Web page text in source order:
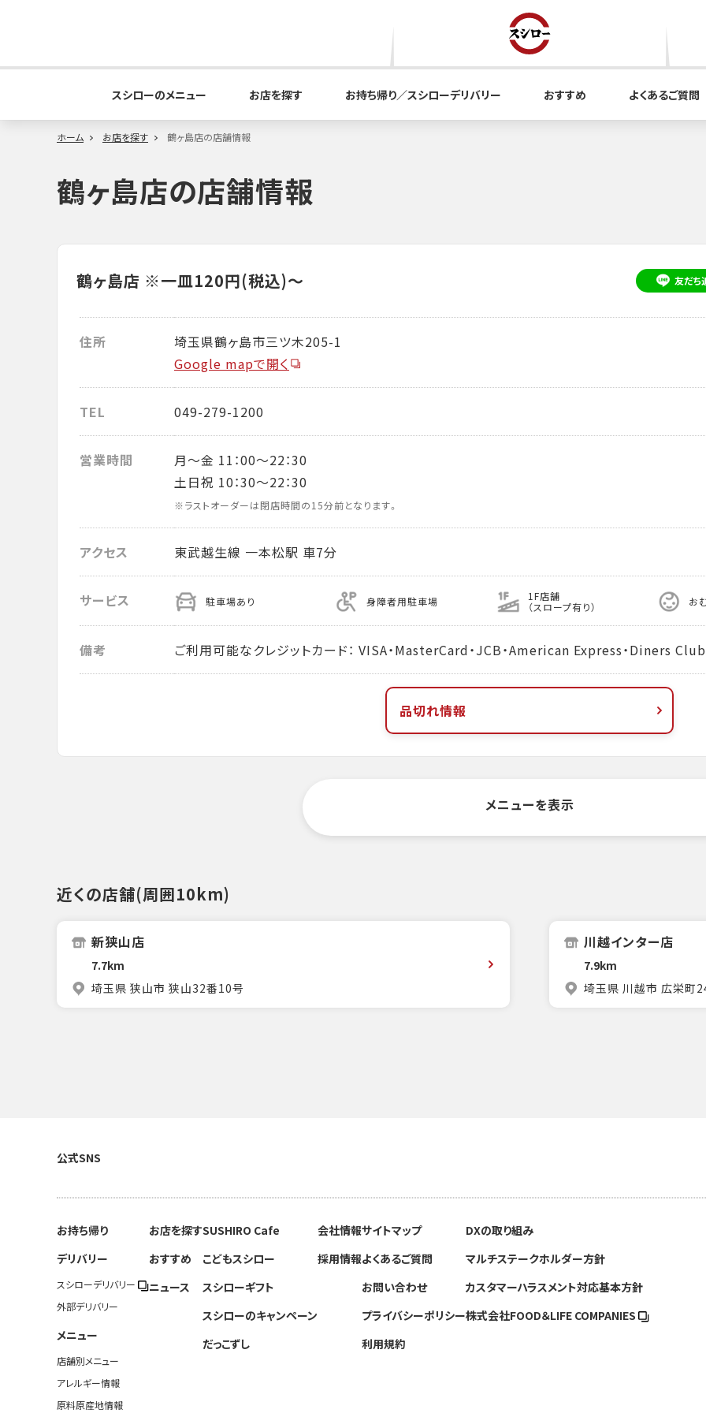
スシローのメニュー お店を探す お持ち帰り／スシローデリバリー おすすめ よくあるご質問
ホーム お店を探す 鶴ヶ島店の店舗情報
鶴ヶ島店の店舗情報
鶴ヶ島店 ※一皿120円(税込)～ 友だち
住所
埼玉県鶴ヶ島市三ツ木205-1
Google mapで開く
TEL 049-279-1200
営業時間
月～金 11：00～22：30
土日祝 10：30～22：30
※ラストオーダーは閉店時間の15分前となります。
アクセス 東武越生線 一本松駅 車7分
サービス 駐車場あり 身障者用駐車場 1F店舗
（スロープ有り） お
備考 ご利用可能なクレジットカード： VISA・MasterCard・JCB・American Express・Diners Club
品切れ情報
メニューを表示
近くの店舗(周囲10km)
新狭山店
7.7km
埼玉県 狭山市 狭山32番10号
川越インター店
7.9km
埼玉県 川越市 広栄町
公式SNS
お持ち帰り
デリバリー
スシローデリバリー
外部デリバリー
メニュー
店舗別メニュー
アレルギー情報
原料原産地情報
お店を探す
おすすめ
ニュース
SUSHIRO Cafe
こどもスシロー
スシローギフト
スシローのキャンペーン
だっこずし
会社情報
採用情報
サイトマップ
よくあるご質問
お問い合わせ
プライバシーポリシー
利用規約
DXの取り組み
マルチステークホルダー方針
カスタマーハラスメント対応基本方針
株式会社FOOD＆LIFE COMPANIES